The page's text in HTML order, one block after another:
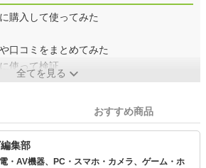
購入して使ってみた
口コミをまとめてみた
使って検証
全てを見る
おすすめ商品
集部
・AV機器、PC・スマホ・カメラ、ゲーム・ホ